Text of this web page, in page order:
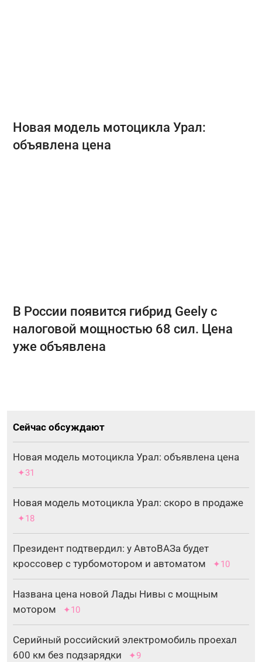
Новая модель мотоцикла Урал:
объявлена цена
В России появится гибрид Geely с
налоговой мощностью 68 сил. Цена
уже объявлена
Сейчас обсуждают
Новая модель мотоцикла Урал: объявлена цена
✦31
Новая модель мотоцикла Урал: скоро в продаже
✦18
Президент подтвердил: у АвтоВАЗа будет
кроссовер с турбомотором и автоматом
✦10
Названа цена новой Лады Нивы с мощным
мотором
✦10
Серийный российский электромобиль проехал
600 км без подзарядки
✦9